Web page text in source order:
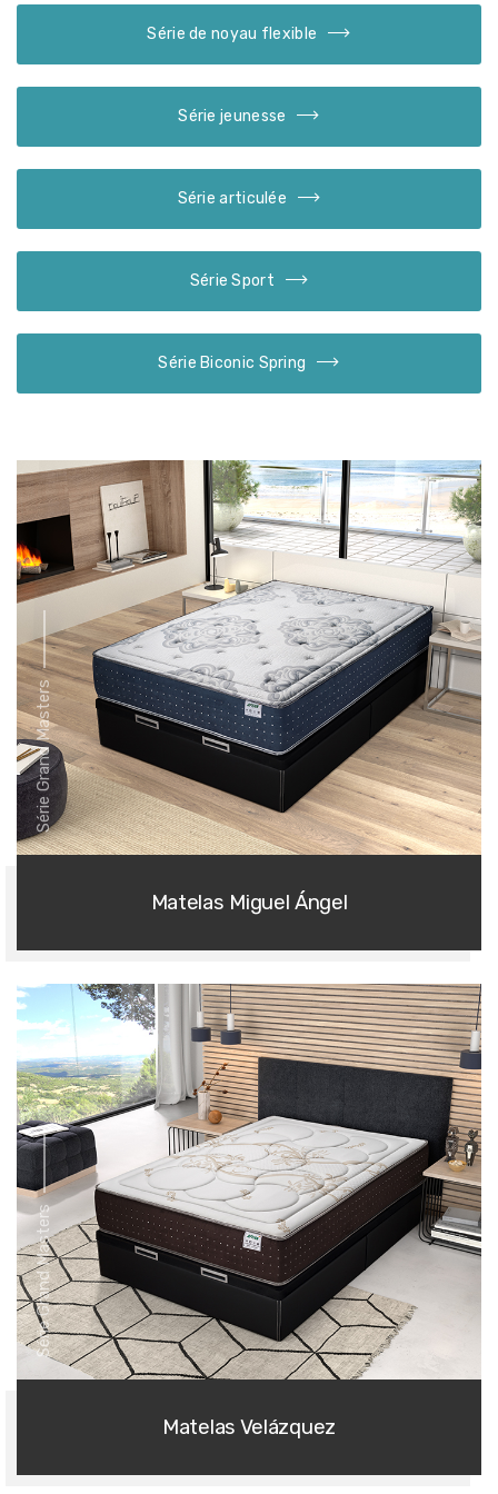
Série de noyau flexible
Série jeunesse
Série articulée
Série Sport
Série Biconic Spring
Série Grand Masters
Matelas Miguel Ángel
Série Grand Masters
Matelas Velázquez